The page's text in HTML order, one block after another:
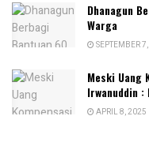
Dhanagun
Warga
SEPTEMBER
Meski Uang
Irwanuddin
APRIL 8, 2025